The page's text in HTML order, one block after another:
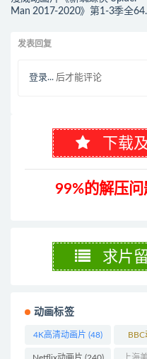
Man 2017-2020》第1-3季全64
文) 官方纯净收藏版
720P/MKV/27.9G 动画片蜘蛛侠
发表回复
登录... 后才能评论
下载
99%的解压
求片
动画标签
4K高清动画片 (48)